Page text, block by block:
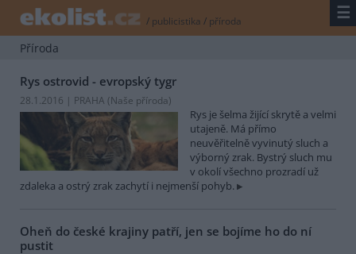
/ publicistika / příroda ☰
Příroda
Rys ostrovid - evropský tygr
28.1.2016 | PRAHA (Naše příroda)
Rys je šelma žijící skrytě a velmi
utajeně. Má přímo
neuvěřitelně vyvinutý sluch a
výborný zrak. Bystrý sluch mu
v okolí všechno prozradí už
zdaleka a ostrý zrak zachytí i nejmenší pohyb.
Oheň do české krajiny patří, jen se bojíme ho do ní
pustit